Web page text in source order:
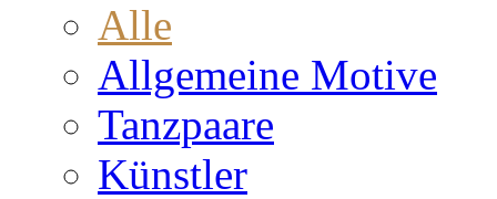
Alle
Allgemeine Motive
Tanzpaare
Künstler